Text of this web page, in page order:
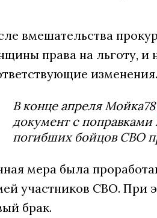
вмешательства
права на льготу, и
изменения.
В конце апреля Мойка78
документ с
погибших бойцов СВО
мера была
участников СВО. При
брак.